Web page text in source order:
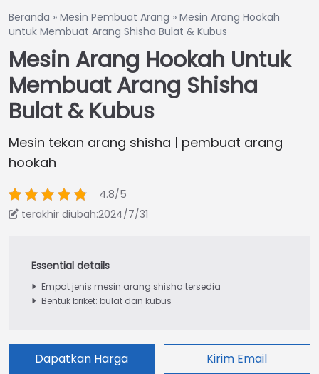
Beranda » Mesin Pembuat Arang » Mesin Arang Hookah
untuk Membuat Arang Shisha Bulat & Kubus
Mesin Arang Hookah Untuk
Membuat Arang Shisha
Bulat & Kubus
Mesin tekan arang shisha | pembuat arang
hookah
4.8/5
terakhir diubah:2024/7/31
Empat jenis mesin arang shisha tersedia
Bentuk briket: bulat dan kubus
Dapatkan Harga Kirim Email